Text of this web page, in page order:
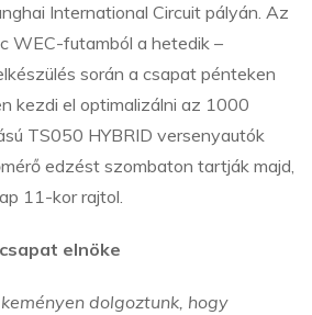
International Circuit pályán. Az
WEC-futamból a hetedik –
során a csapat pénteken
kezdi el optimalizálni az 1000
TS050 HYBRID versenyautók
edzést szombaton tartják majd,
11-kor rajtol.
elnöke
dolgoztunk, hogy